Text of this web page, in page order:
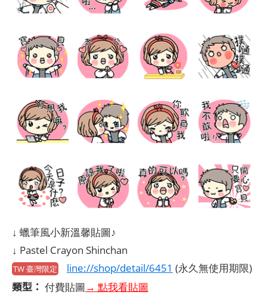
↓ 蠟筆風小新溫馨貼圖♪
↓ Pastel Crayon Shinchan
TW 臺灣限定 line://shop/detail/6451 (永久無使用期限)
類型： 付費貼圖→ 點我看貼圖